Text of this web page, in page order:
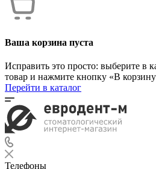
Ваша корзина пуста
Исправить это просто: выберите в
товар и нажмите кнопку «В
Перейти в каталог
Телефоны